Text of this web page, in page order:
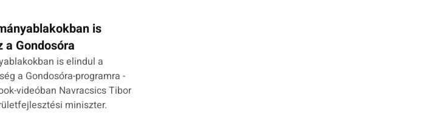
is
Gondosóra
is elindul a
a Gondosóra-programra -
videóban Navracsics Tibor
miniszter.